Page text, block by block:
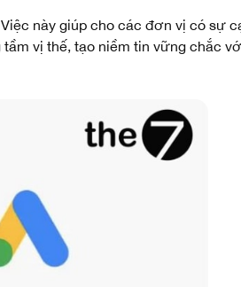
này giúp cho các đơn vị có sự
vị thế, tạo niềm tin vững chắc